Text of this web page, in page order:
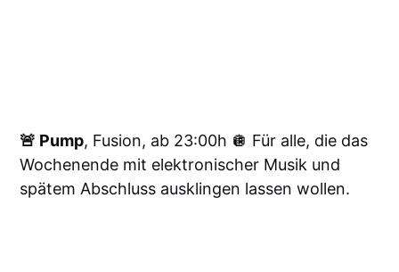
🚨 Pump, Fusion, ab 23:00h 🪩 Für alle, die das
Wochenende mit elektronischer Musik und
spätem Abschluss ausklingen lassen wollen.